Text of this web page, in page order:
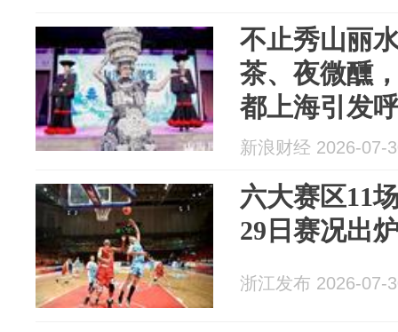
不止秀山丽
茶、夜微醺
都上海引发
新浪财经 2026-07-
六大赛区11
29日赛况出
浙江发布 2026-07-